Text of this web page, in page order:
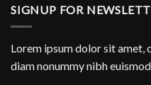
SIGNUP FOR
Lorem ipsum dolor sit amet,
diam nonummy nibh